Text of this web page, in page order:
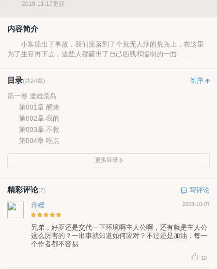
2018-11-17更新
内容简介
小客船出了事故，我们流落到了个荒无人烟的荒岛上，在这里
为了生存再下去，这些人都露出了自己凶残和懦弱的一面……
目录(共24章)
倒序
第一卷 遭难荒岛
第001章 醒来
第002章 我的
第003章 不救
第004章 吃点
更多目录
精彩评论(7)
写评论
舟纅
2018-10-07
兄弟，好歹还是交代一下环境啊主人公啊，还有就是主人公
这么厉害的？一出事就知道如何应对？不过还是加油，每一
个作者都不容易
10